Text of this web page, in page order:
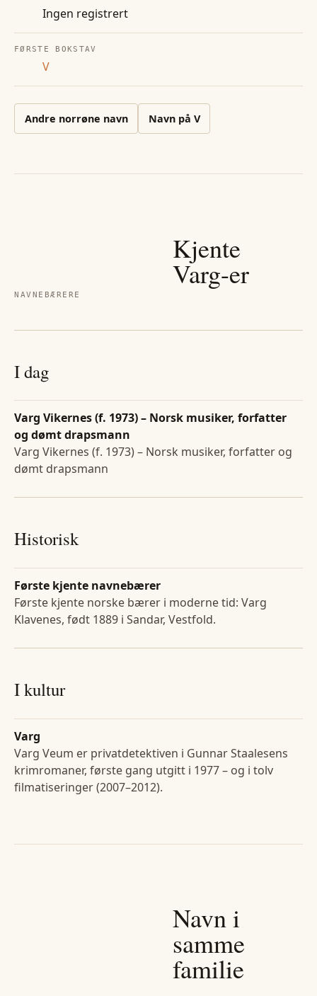
Ingen registrert
FØRSTE BOKSTAV
V
Andre norrøne navn Navn på V
NAVNEBÆRERE
Kjente
Varg-er
I dag
Varg Vikernes (f. 1973) – Norsk musiker, forfatter
og dømt drapsmann
Varg Vikernes (f. 1973) – Norsk musiker, forfatter og
dømt drapsmann
Historisk
Første kjente navnebærer
Første kjente norske bærer i moderne tid: Varg
Klavenes, født 1889 i Sandar, Vestfold.
I kultur
Varg
Varg Veum er privatdetektiven i Gunnar Staalesens
krimromaner, første gang utgitt i 1977 – og i tolv
filmatiseringer (2007–2012).
Navn i
samme
familie